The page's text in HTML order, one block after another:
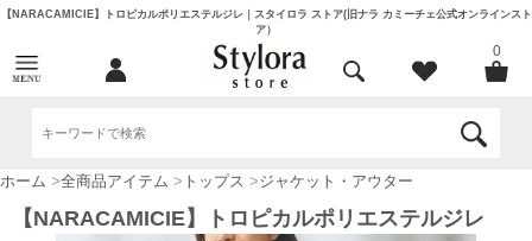
【NARACAMICIE】トロピカルポリエステルジレ｜スタイロラ ストア(旧ナラ カミーチェ公式オンラインスト
ア）
0
ホーム >全商品アイテム > トップス >ジャケット・アウター
【NARACAMICIE】トロピカルポリエステルジレ